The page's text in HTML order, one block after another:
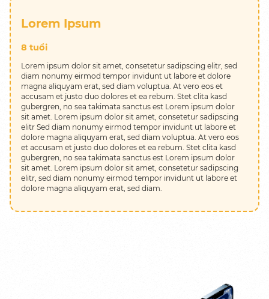
Lorem Ipsum
8 tuổi
Lorem ipsum dolor sit amet, consetetur sadipscing elitr, sed
diam nonumy eirmod tempor invidunt ut labore et dolore
magna aliquyam erat, sed diam voluptua. At vero eos et
accusam et justo duo dolores et ea rebum. Stet clita kasd
gubergren, no sea takimata sanctus est Lorem ipsum dolor
sit amet. Lorem ipsum dolor sit amet, consetetur sadipscing
elitr Sed diam nonumy eirmod tempor invidunt ut labore et
dolore magna aliquyam erat, sed diam voluptua. At vero eos
et accusam et justo duo dolores et ea rebum. Stet clita kasd
gubergren, no sea takimata sanctus est Lorem ipsum dolor
sit amet. Lorem ipsum dolor sit amet, consetetur sadipscing
elitr, sed diam nonumy eirmod tempor invidunt ut labore et
dolore magna aliquyam erat, sed diam.